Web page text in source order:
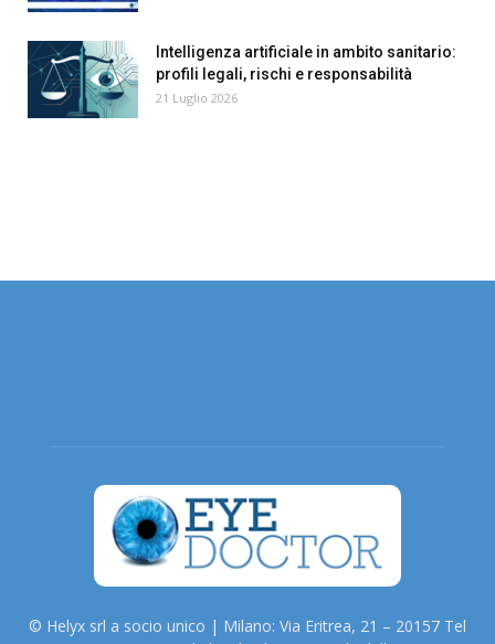
Intelligenza artificiale in ambito sanitario:
profili legali, rischi e responsabilità
21 Luglio 2026
© Helyx srl a socio unico | Milano: Via Eritrea, 21 – 20157 Tel